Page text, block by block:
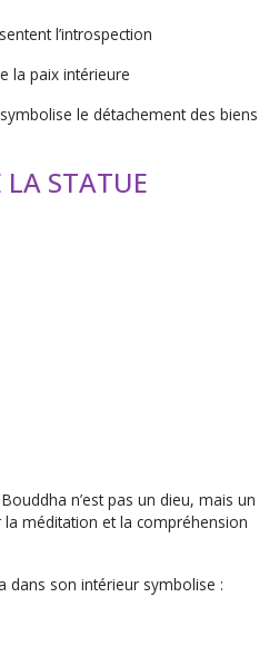
l’introspection
la paix intérieure
le détachement des biens
LA STATUE
n’est pas un dieu, mais un
la méditation et la compréhension
dans son intérieur symbolise :